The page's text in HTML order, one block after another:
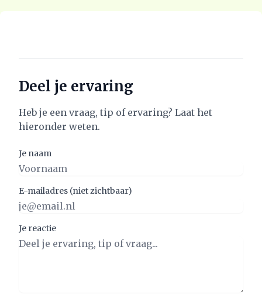
Deel je ervaring
Heb je een vraag, tip of ervaring? Laat het
hieronder weten.
Je naam
E-mailadres (niet zichtbaar)
Je reactie